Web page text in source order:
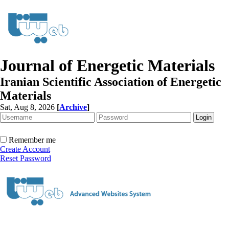
Journal of Energetic Materials
Iranian Scientific Association of Energetic
Materials
Sat, Aug 8, 2026 [Archive]
Remember me
Create Account
Reset Password